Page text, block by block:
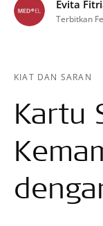
Evita
Terbitkan
KIAT DAN SARAN
Kartu